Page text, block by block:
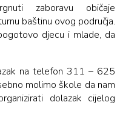
zaboravu običaje
baštinu ovog područja.
djecu i mlade, da
na telefon 311 – 625
molimo škole da nam
dolazak cijelog